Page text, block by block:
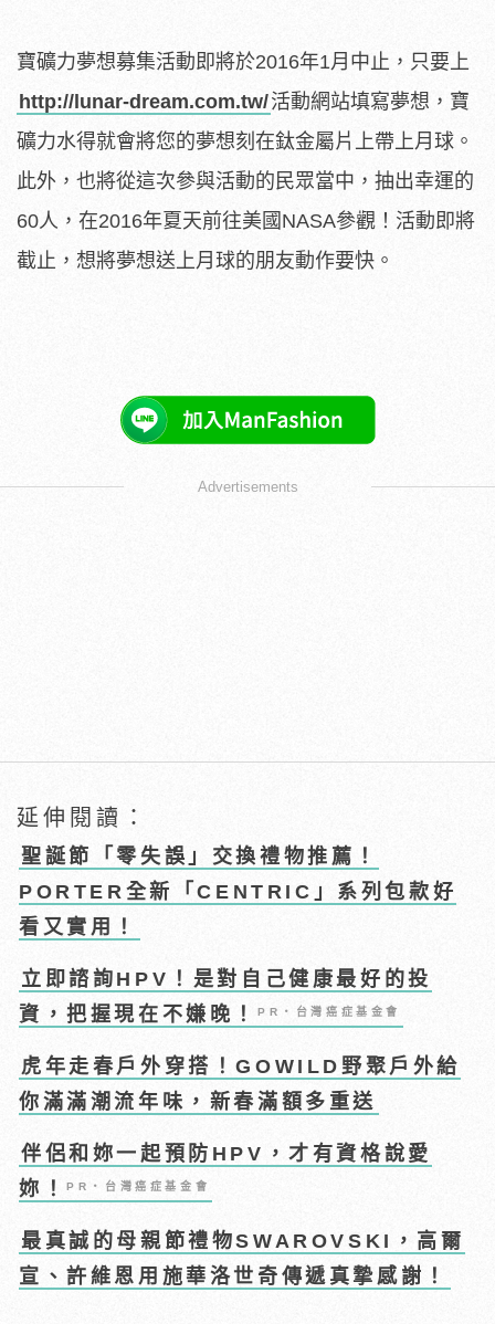
寶礦力夢想募集活動即將於2016年1月中止，只要上
http://lunar-dream.com.tw/活動網站填寫夢想，寶
礦力水得就會將您的夢想刻在鈦金屬片上帶上月球。
此外，也將從這次參與活動的民眾當中，抽出幸運的
60人，在2016年夏天前往美國NASA參觀！活動即將
截止，想將夢想送上月球的朋友動作要快。
Advertisements
延伸閱讀：
聖誕節「零失誤」交換禮物推薦！
PORTER全新「CENTRIC」系列包款好
看又實用！
立即諮詢HPV！是對自己健康最好的投
資，把握現在不嫌晚！PR・台灣癌症基金會
虎年走春戶外穿搭！GOWILD野聚戶外給
你滿滿潮流年味，新春滿額多重送
伴侶和妳一起預防HPV，才有資格說愛
妳！PR・台灣癌症基金會
最真誠的母親節禮物SWAROVSKI，高爾
宣、許維恩用施華洛世奇傳遞真摯感謝！